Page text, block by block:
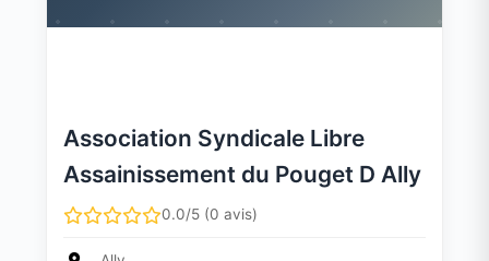
Association Syndicale Libre
Assainissement du Pouget D Ally
0.0/5 (0 avis)